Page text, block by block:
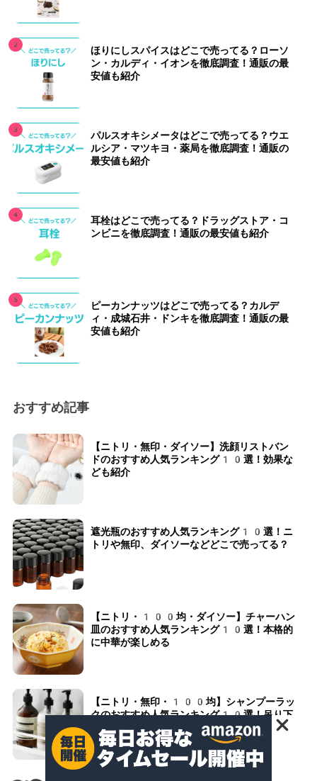
ほりにしスパイスはどこで売ってる？ローソ
ン・カルディ・イオンを徹底調査！通販の最
安値も紹介
パルスオキシメータはどこで売ってる？ウエ
ルシア・マツキヨ・薬局を徹底調査！通販の
最安値も紹介
耳栓はどこで売ってる？ドラッグストア・コ
ンビニを徹底調査！通販の最安値も紹介
ピーカンナッツはどこで売ってる？カルデ
ィ・成城石井・ドンキを徹底調査！通販の最
安値も紹介
おすすめ記事
【ニトリ・無印・ダイソー】洗顔リストバン
ドのおすすめ人気ランキング10選！効果な
ども紹介
遮光瓶のおすすめ人気ランキング10選！ニ
トリや無印、ダイソーなどどこで売ってる？
【ニトリ・100均・ダイソー】チャーハン
皿のおすすめ人気ランキング10選！本格的
に中華が楽しめる
【ニトリ・無印・100均】シャンプーラッ
クのおすすめ人気ランキング10選！吊り下
げ式やマグネットタイプなども